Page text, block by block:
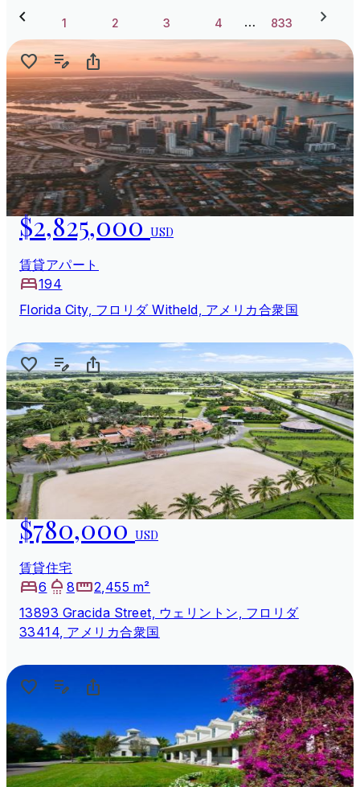
1 2 3 4 … 833
$2,825,000USD
賃貸アパート
194
Florida City, フロリダ Witheld, アメリカ合衆国
$780,000USD
賃貸住宅
6
8
2,455 m²
13893 Gracida Street, ウェリントン, フロリダ
33414, アメリカ合衆国